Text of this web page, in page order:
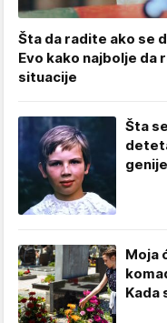
Šta da radite ako se
Evo kako najbolje da
situacije
Šta
Moja
Kada